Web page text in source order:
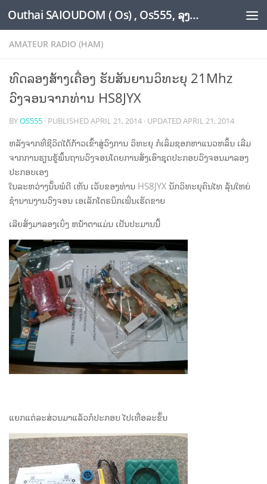
Skip to content Outhai SAIOUDOM ( Os) , Os555, ລຸງໂອ້ດ, LoungOs, UngleOs, XW1OS Official Website...
AMATEUR RADIO (HAM)
ທົດລອງສ້າງເຄື່ອງ ຮັບສັນຍານວິທະຍຸ 21Mhz
ວົງຈອນຈາກທ່ານ HS8JYX
BYOS555 · PUBLISHEDAPRIL 21, 2014 · UPDATEDAPRIL 21, 2014
ຫລັງຈາກທີ່ຊີວິດໄດ້ກ້າວເຂົ້າສູ່ວົງການ ວິທະຍຸ ກໍເລິ່ມຊອກຫາແນວຫລິ້ນ ເລີ່ມ
ຈາກການຮຽນຮູ້ພຶ້ນຖານວົງຈອນໂດຍການສັ່ງເອົາຊຸດປະກອບວົງຈອນມາລອງ
ປະກອບເອງ
ໃນລະຫວ່າງນັ້ນພໍດີ ເຫັນ ເວັບຂອງທ່ານ HS8JYX ນັກວິທະຍຸຄົນໄທ ລຸ້ນໃຫຍ່
ຊຳນານງານວົງຈອນ ເອເລັກໂຕຣນິກເພີ່ນເຮັດຂາຍ
ເລີຍສັ່ງມາລອງເບິ່ງ ຫນ້າຕາແມ່ນ ເປັນປະມານນີ້
ແຍກແຕ່ລະສ່ວນມາແລ້ວກໍປະກອບ ໄປເທື່ອລະຂັ້ນ